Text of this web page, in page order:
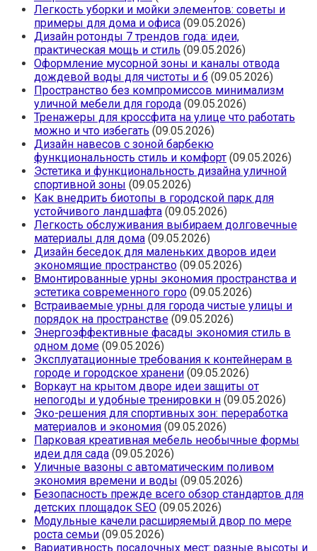
Легкость уборки и мойки элементов: советы и
примеры для дома и офиса (09.05.2026)
Дизайн ротонды 7 трендов года: идеи,
практическая мощь и стиль (09.05.2026)
Оформление мусорной зоны и каналы отвода
дождевой воды для чистоты и б (09.05.2026)
Пространство без компромиссов минимализм
уличной мебели для города (09.05.2026)
Тренажеры для кроссфита на улице что работать
можно и что избегать (09.05.2026)
Дизайн навесов с зоной барбекю
функциональность стиль и комфорт (09.05.2026)
Эстетика и функциональность дизайна уличной
спортивной зоны (09.05.2026)
Как внедрить биотопы в городской парк для
устойчивого ландшафта (09.05.2026)
Легкость обслуживания выбираем долговечные
материалы для дома (09.05.2026)
Дизайн беседок для маленьких дворов идеи
экономящие пространство (09.05.2026)
Вмонтированные урны экономия пространства и
эстетика современного горо (09.05.2026)
Встраиваемые урны для города чистые улицы и
порядок на пространстве (09.05.2026)
Энергоэффективные фасады экономия стиль в
одном доме (09.05.2026)
Эксплуатационные требования к контейнерам в
городе и городское хранени (09.05.2026)
Воркаут на крытом дворе идеи защиты от
непогоды и удобные тренировки н (09.05.2026)
Эко-решения для спортивных зон: переработка
материалов и экономия (09.05.2026)
Парковая креативная мебель необычные формы
идеи для сада (09.05.2026)
Уличные вазоны с автоматическим поливом
экономия времени и воды (09.05.2026)
Безопасность прежде всего обзор стандартов для
детских площадок SEO (09.05.2026)
Модульные качели расширяемый двор по мере
роста семьи (09.05.2026)
Вариативность посадочных мест: разные высоты и